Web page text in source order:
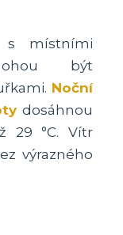
s místními
být
Noční
dosáhnou
29 °C. Vítr
výrazného